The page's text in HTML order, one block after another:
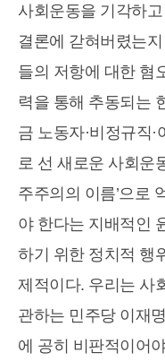
사회운동을 기각하
결론에 갇혀버렸는
들의 저항에 대한 혐
력을 통해 추동되는
금 노동자·비정규직·
로 선 새로운 사회운
주주의의 이름’으로
야 한다는 지배적인
하기 위한 정치적 행
제적이다. 우리는 사
관하는 민주당 이재
에 공히 비판적이어